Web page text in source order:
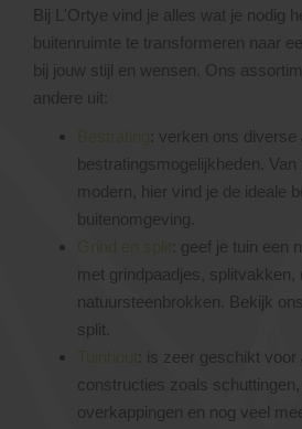
Bij L'Ortye vind je alles wat je nodig
buitenruimte te transformeren naar
bij jouw stijl en wensen. Ons
andere uit:
Bestrating : verken ons
bestratingsmogelijkheden. Van
modern, hier vind je de ideale
buitenomgeving.
Grind en split
: geef je tuin een
met grindpaadjes, splitvakken,
natuursteenbrokken. Bekijk
split.
Tuinhout
: is zeer geschikt
constructies zoals schuttingen,
overkappingen en nog veel